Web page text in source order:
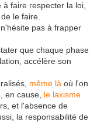
faire respecter la loi,
le faire.
pas à frapper
que chaque phase
accélère son
même là où l'on
, en cause, le laxisme
et l'absence de
la responsabilité de